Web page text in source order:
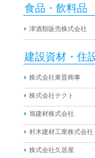
食品・飲料品
津酒類販売株式会社
建設資材・住
株式会社東晋商事
株式会社テクト
旭建材株式会社
村木建材工業株式会社
株式会社久居屋